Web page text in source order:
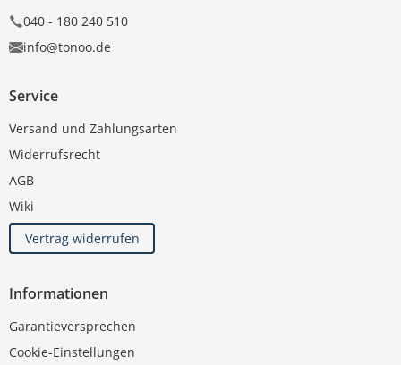
040 - 180 240 510
info@tonoo.de
Service
Versand und Zahlungsarten
Widerrufsrecht
AGB
Wiki
Vertrag widerrufen
Informationen
Garantieversprechen
Cookie-Einstellungen